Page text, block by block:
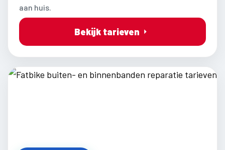
aan huis.
Bekijk tarieven